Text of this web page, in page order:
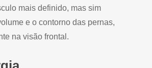
mais definido, mas sim
e o contorno das pernas,
na visão frontal.